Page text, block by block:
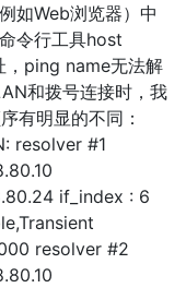
如Web浏览器）中
令行工具host
，ping name无法解
和拨号连接时，我
有明显的不同：
resolver #1
if_index : 6
resolver #2